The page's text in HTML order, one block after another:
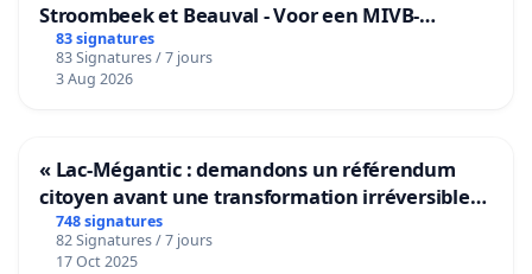
Stroombeek et Beauval - Voor een MIVB-
bediening van de wijken Strombeek en Het
Voor
83 signatures
83 Signatures / 7 jours
3 Aug 2026
« Lac-Mégantic : demandons un référendum
citoyen avant une transformation irréversible
de notre territoire »
748 signatures
82 Signatures / 7 jours
17 Oct 2025